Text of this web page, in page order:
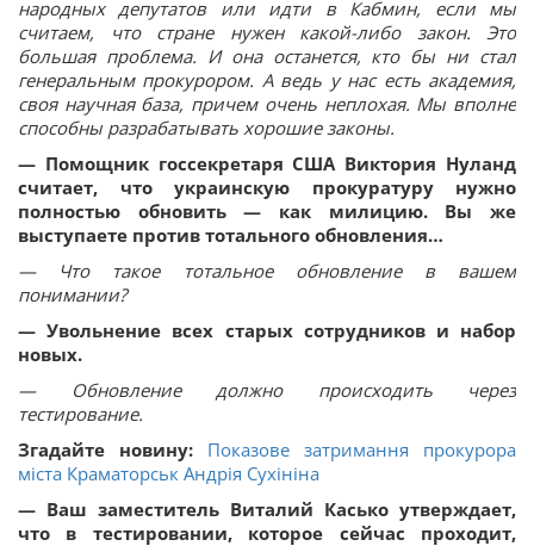
народных депутатов или идти в Кабмин, если мы
считаем, что стране нужен какой-либо закон. Это
большая проблема. И она останется, кто бы ни стал
генеральным прокурором. А ведь у нас есть академия,
своя научная база, причем очень неплохая. Мы вполне
способны разрабатывать хорошие законы.
— Помощник госсекретаря США Виктория Нуланд
считает, что украинскую прокуратуру нужно
полностью обновить — как милицию. Вы же
выступаете против тотального обновления…
— Что такое тотальное обновление в вашем
понимании?
— Увольнение всех старых сотрудников и набор
новых.
— Обновление должно происходить через
тестирование.
Згадайте новину: Показове затримання прокурора
міста Краматорськ Андрія Сухініна
— Ваш заместитель Виталий Касько утверждает,
что в тестировании, которое сейчас проходит,